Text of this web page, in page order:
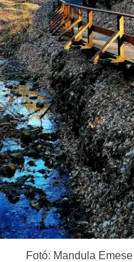
Fotó: Mandula Emese